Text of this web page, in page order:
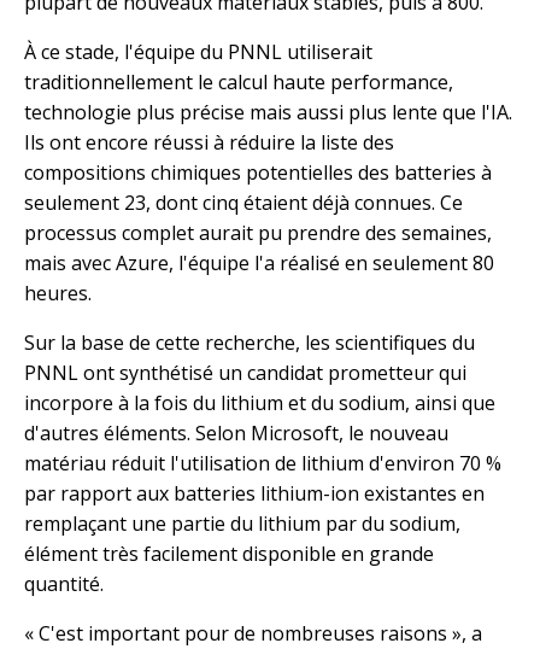
À ce stade, l'équipe du PNNL utiliserait
traditionnellement le calcul haute performance,
technologie plus précise mais aussi plus lente que l'IA.
Ils ont encore réussi à réduire la liste des
compositions chimiques potentielles des batteries à
seulement 23, dont cinq étaient déjà connues. Ce
processus complet aurait pu prendre des semaines,
mais avec Azure, l'équipe l'a réalisé en seulement 80
heures.
Sur la base de cette recherche, les scientifiques du
PNNL ont synthétisé un candidat prometteur qui
incorpore à la fois du lithium et du sodium, ainsi que
d'autres éléments. Selon Microsoft, le nouveau
matériau réduit l'utilisation de lithium d'environ 70 %
par rapport aux batteries lithium-ion existantes en
remplaçant une partie du lithium par du sodium,
élément très facilement disponible en grande
quantité.
« C'est important pour de nombreuses raisons », a